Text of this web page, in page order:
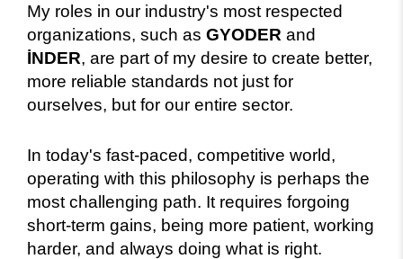
My roles in our industry's most respected
organizations, such as GYODER and
İNDER, are part of my desire to create better,
more reliable standards not just for
ourselves, but for our entire sector.
In today's fast-paced, competitive world,
operating with this philosophy is perhaps the
most challenging path. It requires forgoing
short-term gains, being more patient, working
harder, and always doing what is right.